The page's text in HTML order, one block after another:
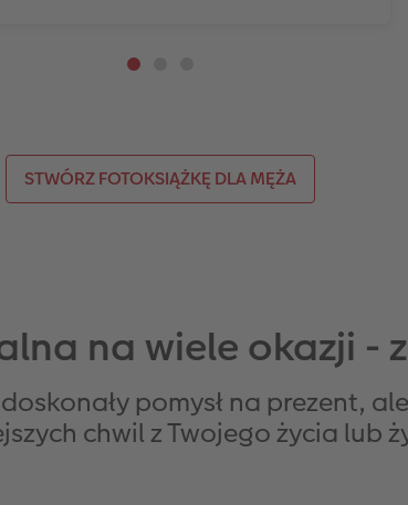
STWÓRZ FOTOKSIĄŻKĘ DLA MĘŻA
na wiele okazji -
doskonały pomysł na prezent,
chwil z Twojego życia lub